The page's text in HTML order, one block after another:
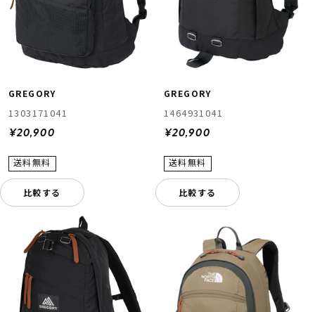
GREGORY
1303171041
¥20,900
比較する
GREGORY
1464931041
¥20,900
比較する